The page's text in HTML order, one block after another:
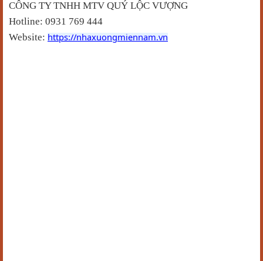
CÔNG TY TNHH MTV QUÝ LỘC VƯỢNG
Hotline: 0931 769 444
Website: https://nhaxuongmiennam.vn